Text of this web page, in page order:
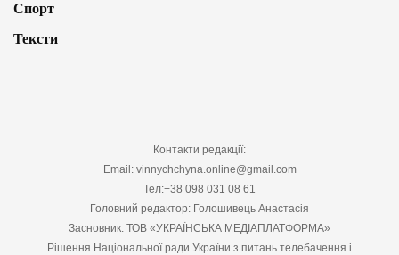
Спорт
Тексти
Контакти редакції:
Email: vinnychchyna.online@gmail.com
Тел:+38 098 031 08 61
Головний редактор: Голошивець Анастасія
Засновник: ТОВ «УКРАЇНСЬКА МЕДІАПЛАТФОРМА»
Рішення Національної ради України з питань телебачення і